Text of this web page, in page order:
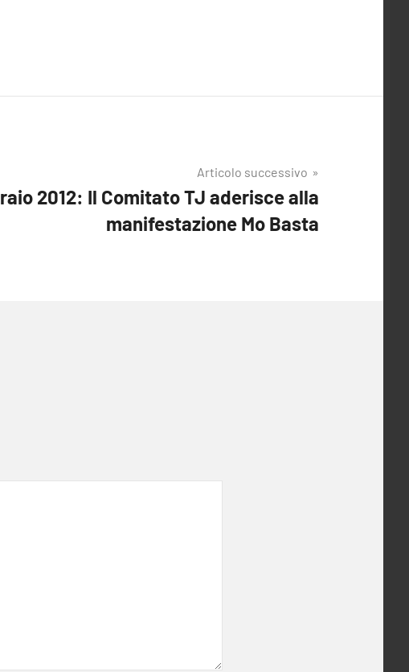
Articolo successivo
2012: Il Comitato TJ aderisce alla
manifestazione Mo Basta